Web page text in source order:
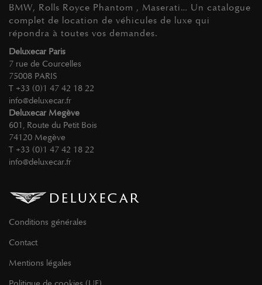
BMW, Rolls Royce Phantom , Maserati… Un catalogue
complet de location de véhicules de luxe qui
répondra à toutes vos demandes.
Deluxecar Paris
7 rue de Courcelles
75008 PARIS
T +33 (0)1 47 42 18 22
info@deluxecar.fr
Deluxecar Megève
601, Route du Petit Bois
74120 Megève
T +33 (0)1 47 42 18 22
info@deluxecar.fr
Conditions générales
Contact
Mentions légales